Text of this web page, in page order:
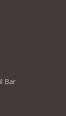
Bar